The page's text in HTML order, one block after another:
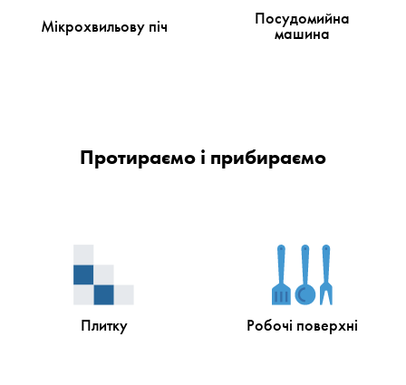
Мікрохвильову піч Посудомийна
машина
Протираємо і прибираємо
Плитку Робочі поверхні